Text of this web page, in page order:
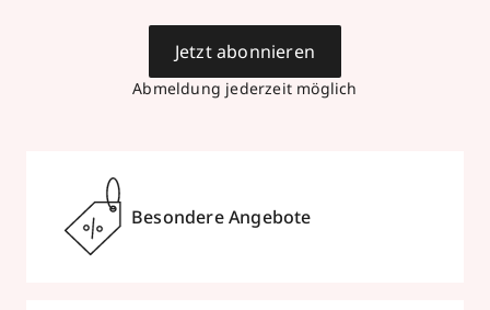
Abmeldung jederzeit möglich
Jetzt abonnieren
Besondere Angebote